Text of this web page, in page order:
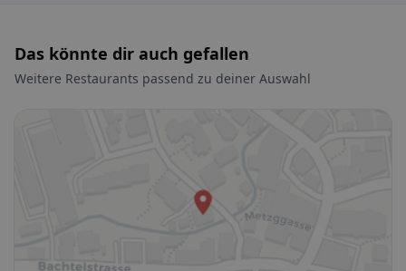
Das könnte dir auch gefallen
Weitere Restaurants passend zu deiner Auswahl